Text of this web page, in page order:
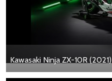
Kawasaki Ninja ZX-10R (2021)